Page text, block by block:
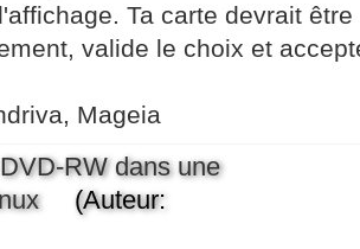
Ta carte devrait
valide le choix et
Mageia
RW dans une
(Auteur: